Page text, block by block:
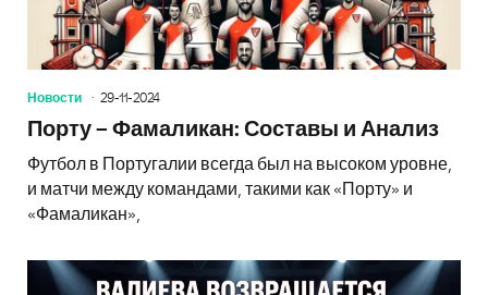
Новости 29-11-2024
Порту – Фамаликан: Составы и Анализ
Футбол в Португалии всегда был на высоком уровне,
и матчи между командами, такими как «Порту» и
«Фамаликан»,